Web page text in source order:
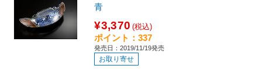
青
¥3,370 (税込)
ポイント：337
発売日：2019/11/19発売
お取り寄せ